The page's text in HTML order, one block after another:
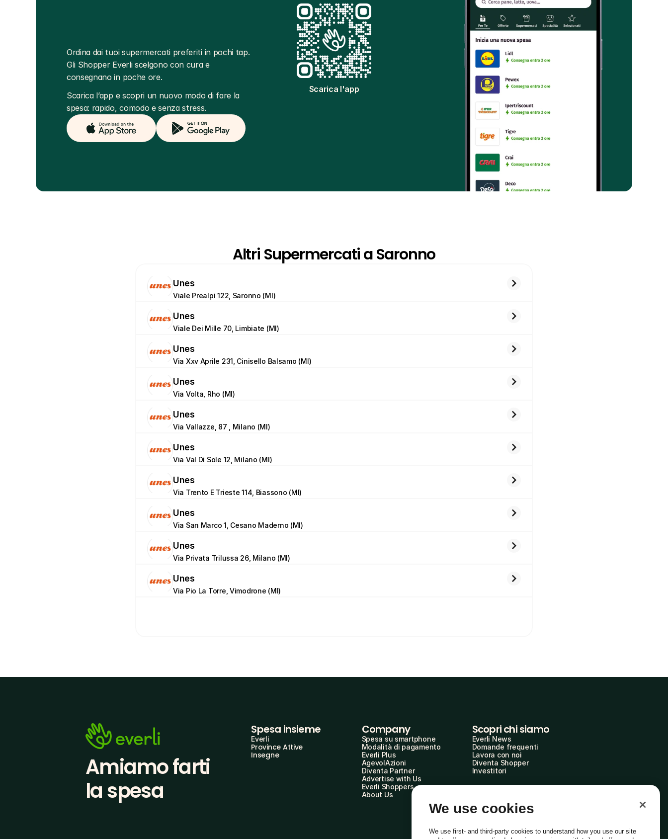
Scarica l'app
Ordina dai tuoi supermercati preferiti in pochi tap.
Gli Shopper Everli scelgono con cura e
consegnano in poche ore.
Scarica l’app e scopri un nuovo modo di fare la
spesa: rapido, comodo e senza stress.
Altri Supermercati a Saronno
Unes
Viale Prealpi 122, Saronno (MI)
Unes
Viale Dei Mille 70, Limbiate (MI)
Unes
Via Xxv Aprile 231, Cinisello Balsamo (MI)
Unes
Via Volta, Rho (MI)
Unes
Via Vallazze, 87 , Milano (MI)
Unes
Via Val Di Sole 12, Milano (MI)
Unes
Via Trento E Trieste 114, Biassono (MI)
Unes
Via San Marco 1, Cesano Maderno (MI)
Unes
Via Privata Trilussa 26, Milano (MI)
Unes
Via Pio La Torre, Vimodrone (MI)
Amiamo farti
la spesa
Spesa insieme
Everli
Province Attive
Insegne
Company
Spesa su smartphone
Modalità di pagamento
Everli Plus
AgevolAzioni
Diventa Partner
Advertise with Us
Everli Shoppers
About Us
Scopri chi siamo
Everli News
Domande frequenti
Lavora con noi
Diventa Shopper
Investitori
We use cookies
We use first- and third-party cookies to understand how you use our site